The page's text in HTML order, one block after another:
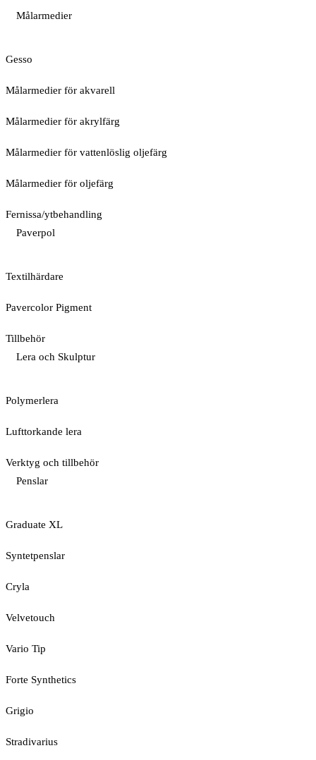
Målarmedier
Gesso
Målarmedier för akvarell
Målarmedier för akrylfärg
Målarmedier för vattenlöslig oljefärg
Målarmedier för oljefärg
Fernissa/ytbehandling
Paverpol
Textilhärdare
Pavercolor Pigment
Tillbehör
Lera och Skulptur
Polymerlera
Lufttorkande lera
Verktyg och tillbehör
Penslar
Graduate XL
Syntetpenslar
Cryla
Velvetouch
Vario Tip
Forte Synthetics
Grigio
Stradivarius